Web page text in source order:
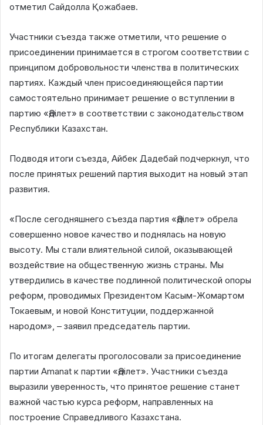
отметил Сайдолла Қожабаев.
Участники съезда также отметили, что решение о
присоединении принимается в строгом соответствии с
принципом добровольности членства в политических
партиях. Каждый член присоединяющейся партии
самостоятельно принимает решение о вступлении в
партию «Әділет» в соответствии с законодательством
Республики Казахстан.
Подводя итоги съезда, Айбек Дадебай подчеркнул, что
после принятых решений партия выходит на новый этап
развития.
«После сегодняшнего съезда партия «Әділет» обрела
совершенно новое качество и поднялась на новую
высоту. Мы стали влиятельной силой, оказывающей
воздействие на общественную жизнь страны. Мы
утвердились в качестве подлинной политической опоры
реформ, проводимых Президентом Касым-Жомартом
Токаевым, и новой Конституции, поддержанной
народом», – заявил председатель партии.
По итогам делегаты проголосовали за присоединение
партии Amanat к партии «Әділет». Участники съезда
выразили уверенность, что принятое решение станет
важной частью курса реформ, направленных на
построение Справедливого Казахстана.